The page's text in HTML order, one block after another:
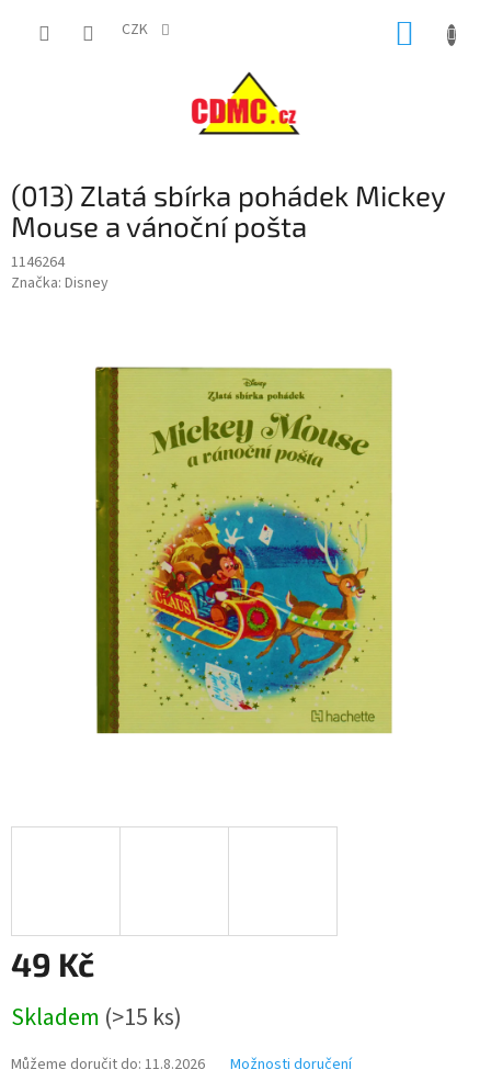
CZK
(013) Zlatá sbírka pohádek Mickey
Mouse a vánoční pošta
1146264
Značka: Disney
49 Kč
cena:
Skladem (>15 ks)
Můžeme doručit do: 11.8.2026 Možnosti doručení